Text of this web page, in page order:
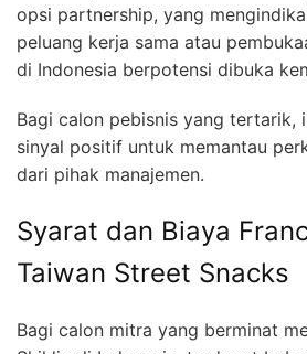
opsi partnership, yang
peluang kerja sama atau
di Indonesia berpotensi dibuka
Bagi calon pebisnis yang tertarik,
sinyal positif untuk memantau
dari pihak manajemen.
Syarat dan Biaya
Taiwan Street Snacks
Bagi calon mitra yang berminat